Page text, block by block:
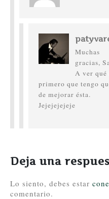
Muchas
gracias,
A ver
primero que tengo
de mejorar ésta.
Jejejejejeje
Deja una
Lo siento, debes estar
comentario.